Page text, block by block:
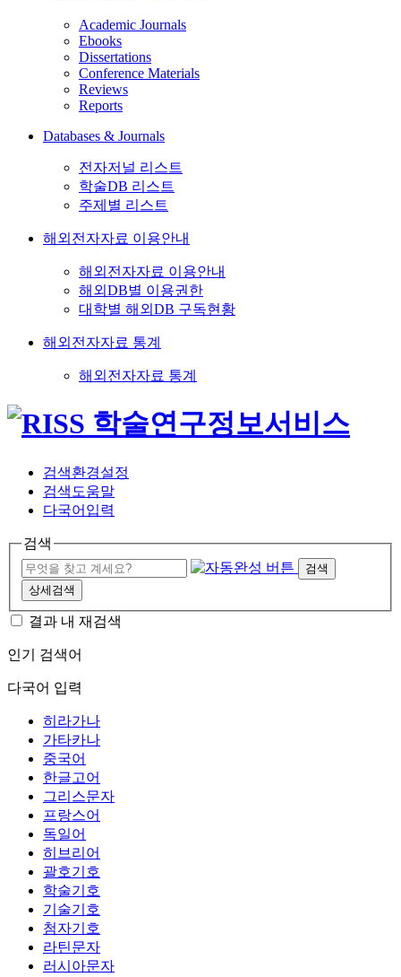
Academic Journals
Ebooks
Dissertations
Conference Materials
Reviews
Reports
Databases & Journals
전자저널 리스트
학술DB 리스트
주제별 리스트
해외전자자료 이용안내
해외전자자료 이용안내
해외DB별 이용권한
대학별 해외DB 구독현황
해외전자자료 통계
해외전자자료 통계
검색환경설정
검색도움말
다국어입력
검색
검색
상세검색
결과 내 재검색
인기 검색어
다국어 입력
히라가나
가타카나
중국어
한글고어
그리스문자
프랑스어
독일어
히브리어
괄호기호
학술기호
기술기호
첨자기호
라틴문자
러시아문자